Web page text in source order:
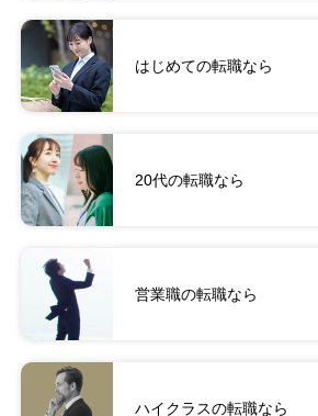
はじめての転職なら
20代の転職なら
営業職の転職なら
ハイクラスの転職なら